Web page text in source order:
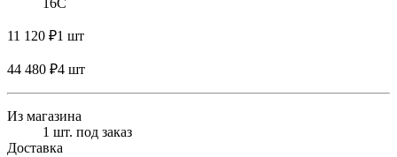
16C
11 120 ₽1 шт
44 480 ₽4 шт
Из магазина
1 шт. под заказ
Доставка